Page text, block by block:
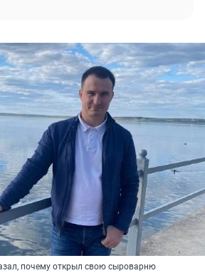
почему открыл свою сыроварню